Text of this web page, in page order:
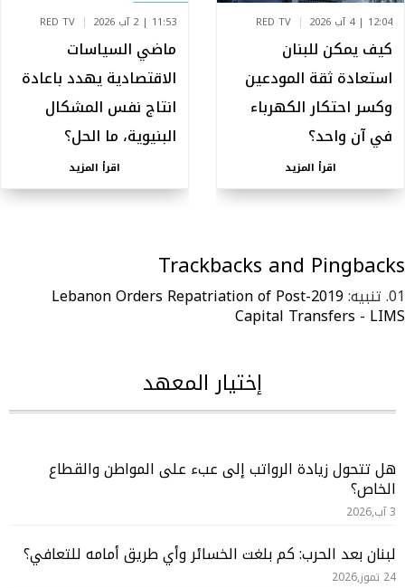
12:04 | 4 آب 2026 RED TV
كيف يمكن للبنان
استعادة ثقة المودعين
وكسر احتكار الكهرباء
في آن واحد؟
اقرأ المزيد
11:53 | 2 آب 2026 RED TV
ماضي السياسات
الاقتصادية يهدد باعادة
انتاج نفس المشكال
البنيوية، ما الحل؟
اقرأ المزيد
Trackbacks and Pingbacks
تنبيه:Lebanon Orders Repatriation of Post-2019
Capital Transfers - LIMS
إختيار المعهد
هل تتحول زيادة الرواتب إلى عبء على المواطن والقطاع
الخاص؟
3 آب,2026
لبنان بعد الحرب: كم بلغت الخسائر وأي طريق أمامه للتعافي؟
24 تموز,2026